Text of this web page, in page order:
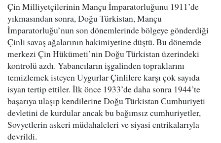
Çin Milliyetçilerinin Mançu İmparatorluğunu 1911’de
yıkmasından sonra, Doğu Türkistan, Mançu
İmparatorluğu’nun son dönemlerinde bölgeye gönderdiği
Çinli savaş ağalarının hakimiyetine düştü. Bu dönemde
merkezi Çin Hükümeti’nin Doğu Türkistan üzerindeki
kontrolü azdı. Yabancıların işgalinden topraklarını
temizlemek isteyen Uygurlar Çinlilere karşı çok sayıda
isyan tertip ettiler. İlk önce 1933’de daha sonra 1944’te
başarıya ulaşıp kendilerine Doğu Türkistan Cumhuriyeti
devletini de kurdular ancak bu bağımsız cumhuriyetler,
Sovyetlerin askeri müdahaleleri ve siyasi entrikalarıyla
devrildi.